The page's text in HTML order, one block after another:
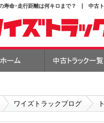
の寿命･走行距離は何キロまで？ | 中古
ワイズトラックブログ